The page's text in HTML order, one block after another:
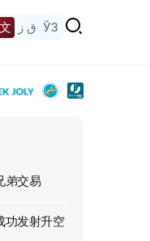
ق ز ЎЗ
弟交易
功发射升空